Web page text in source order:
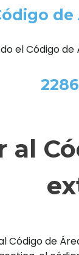
de
el Código
2286
al
de